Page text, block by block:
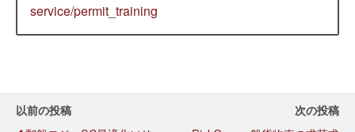
service/permit_training
以前の投稿 次の投稿